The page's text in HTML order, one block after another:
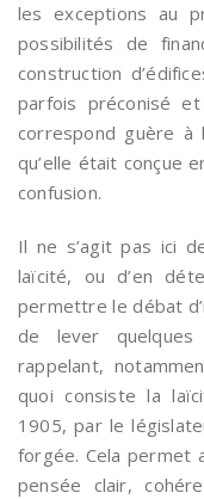
les exceptions au
possibilités de
construction
parfois préconisé
correspond guère à
qu’elle était conçue
confusion.
Il ne s’agit pas ici
laïcité, ou d’en
permettre le débat
de lever
rappelant,
quoi consiste la
1905, par le
forgée. Cela permet
pensée clair,